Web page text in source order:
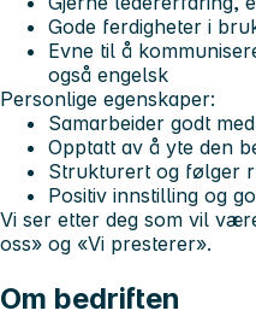
Gode ferdigheter i
Evne til å
også engelsk
Personlige egenskaper:
Samarbeider godt
Opptatt av å yte den
Strukturert og følger
Positiv innstilling og
Vi ser etter deg som vil
oss» og «Vi presterer».
Om bedriften